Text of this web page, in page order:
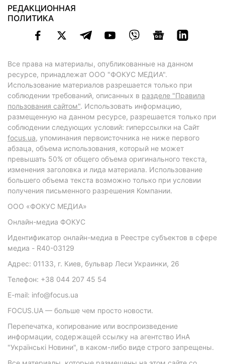
РЕДАКЦИОННАЯ
ПОЛИТИКА
Все права на материалы, опубликованные на данном
ресурсе, принадлежат ООО "ФОКУС МЕДИА".
Использование материалов разрешается только при
соблюдении требований, описанных в разделе "Правила
пользования сайтом". Использовать информацию,
размещенную на данном ресурсе, разрешается только при
соблюдении следующих условий: гиперссылки на Сайт
focus.ua, упоминания первоисточника не ниже первого
абзаца, объема использования, который не может
превышать 50% от общего объема оригинального текста,
изменения заголовка и лида материала. Использование
большего объема текста возможно только при условии
получения письменного разрешения Компании.
ООО «ФОКУС МЕДИА»
Онлайн-медиа ФОКУС
Идентификатор онлайн-медиа в Реестре субъектов в сфере
медиа - R40-03129
Адрес: 01133, г. Киев, бульвар Леси Украинки, 26
Телефон: +38 044 207 45 54
E-mail: info@focus.ua
FOCUS.UA — больше чем просто новости.
Перепечатка, копирование или воспроизведение
информации, содержащей ссылку на агентство ИнА
"Українські Новини", в каком-либо виде строго запрещены.